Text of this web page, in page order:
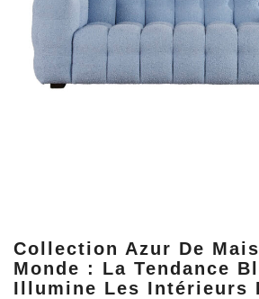
Collection Azur De
Monde : La Tendance
Illumine Les Intérieurs